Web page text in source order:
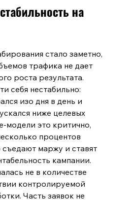
на
стало заметно,
трафика не дает
роста результата.
себя нестабильно:
изо дня в день и
ниже целевых
модели это критично,
процентов
маржу и ставят
кампании.
не в количестве
контролируемой
Часть заявок не